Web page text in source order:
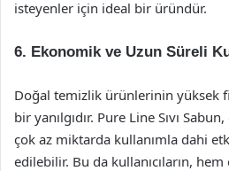
isteyenler için ideal bir üründür.
6. Ekonomik ve Uzun Süreli
Doğal temizlik ürünlerinin yüksek
bir yanılgıdır. Pure Line Sıvı
çok az miktarda kullanımla dahi
edilebilir. Bu da kullanıcıların,